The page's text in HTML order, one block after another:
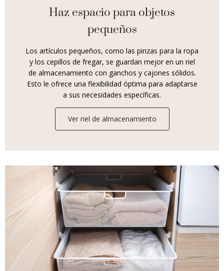
Haz espacio para objetos
pequeños
Los artículos pequeños, como las pinzas para la ropa
y los cepillos de fregar, se guardan mejor en un riel
de almacenamiento con ganchos y cajones sólidos.
Esto le ofrece una flexibilidad óptima para adaptarse
a sus necesidades específicas.
Ver riel de almacenamiento